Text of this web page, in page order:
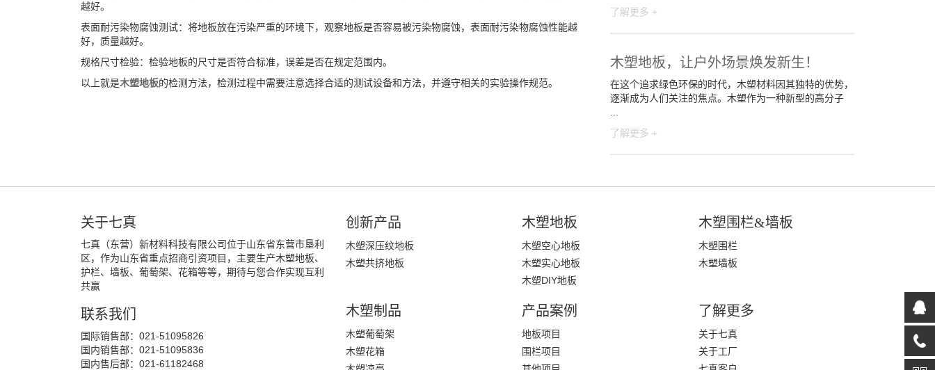
越好。
表面耐污染物腐蚀测试：将地板放在污染严重的环境下，观察地板是否容易被污染物腐蚀，表面耐污染物腐蚀性能越
好，质量越好。
规格尺寸检验：检验地板的尺寸是否符合标准，误差是否在规定范围内。
以上就是木塑地板的检测方法，检测过程中需要注意选择合适的测试设备和方法，并遵守相关的实验操作规范。
了解更多 +
木塑地板，让户外场景焕发新生！
在这个追求绿色环保的时代，木塑材料因其独特的优势，
逐渐成为人们关注的焦点。木塑作为一种新型的高分子
了解更多 +
关于七真
七真（东营）新材料科技有限公司位于山东省东营市垦利
区，作为山东省重点招商引资项目，主要生产木塑地板、
护栏、墙板、葡萄架、花箱等等，期待与您合作实现互利
共赢
联系我们
国际销售部：021-51095826
国内销售部：021-51095836
国内售后部：021-61182468
创新产品
木塑深压纹地板
木塑共挤地板
木塑地板
木塑空心地板
木塑实心地板
木塑DIY地板
木塑围栏&墙板
木塑围栏
木塑墙板
木塑制品
木塑葡萄架
木塑花箱
产品案例
地板项目
围栏项目
了解更多
关于七真
关于工厂